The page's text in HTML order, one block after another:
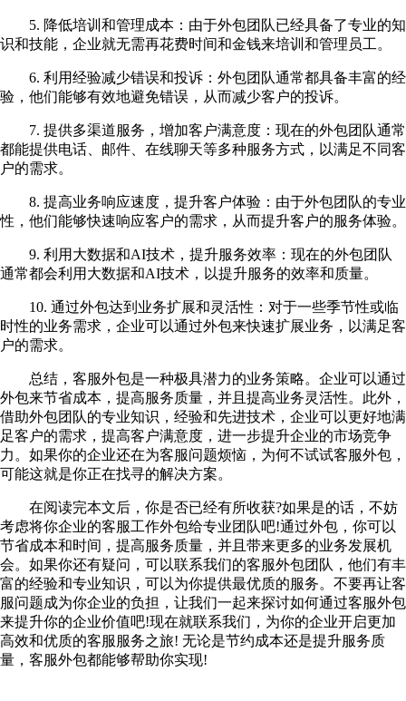
5. 降低培训和管理成本：由于外包团队已经具备了专业的知
识和技能，企业就无需再花费时间和金钱来培训和管理员工。
6. 利用经验减少错误和投诉：外包团队通常都具备丰富的经
验，他们能够有效地避免错误，从而减少客户的投诉。
7. 提供多渠道服务，增加客户满意度：现在的外包团队通常
都能提供电话、邮件、在线聊天等多种服务方式，以满足不同客
户的需求。
8. 提高业务响应速度，提升客户体验：由于外包团队的专业
性，他们能够快速响应客户的需求，从而提升客户的服务体验。
9. 利用大数据和AI技术，提升服务效率：现在的外包团队
通常都会利用大数据和AI技术，以提升服务的效率和质量。
10. 通过外包达到业务扩展和灵活性：对于一些季节性或临
时性的业务需求，企业可以通过外包来快速扩展业务，以满足客
户的需求。
总结，客服外包是一种极具潜力的业务策略。企业可以通过
外包来节省成本，提高服务质量，并且提高业务灵活性。此外，
借助外包团队的专业知识，经验和先进技术，企业可以更好地满
足客户的需求，提高客户满意度，进一步提升企业的市场竞争
力。如果你的企业还在为客服问题烦恼，为何不试试客服外包，
可能这就是你正在找寻的解决方案。
在阅读完本文后，你是否已经有所收获?如果是的话，不妨
考虑将你企业的客服工作外包给专业团队吧!通过外包，你可以
节省成本和时间，提高服务质量，并且带来更多的业务发展机
会。如果你还有疑问，可以联系我们的客服外包团队，他们有丰
富的经验和专业知识，可以为你提供最优质的服务。不要再让客
服问题成为你企业的负担，让我们一起来探讨如何通过客服外包
来提升你的企业价值吧!现在就联系我们，为你的企业开启更加
高效和优质的客服服务之旅! 无论是节约成本还是提升服务质
量，客服外包都能够帮助你实现!